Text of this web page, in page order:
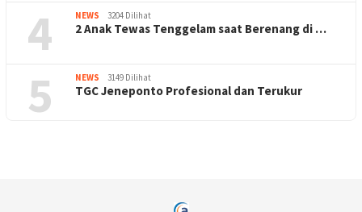
4 NEWS 3204 Dilihat
2 Anak Tewas Tenggelam saat Berenang di …
5 NEWS 3149 Dilihat
TGC Jeneponto Profesional dan Terukur